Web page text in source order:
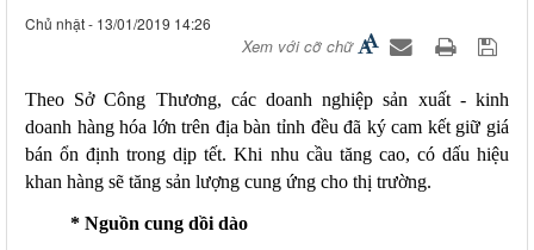
Chủ nhật - 13/01/2019 14:26
Xem với cỡ chữ
Theo Sở Công Thương, các doanh nghiệp sản xuất - kinh
doanh hàng hóa lớn trên địa bàn tỉnh đều đã ký cam kết giữ giá
bán ổn định trong dịp tết. Khi nhu cầu tăng cao, có dấu hiệu
khan hàng sẽ tăng sản lượng cung ứng cho thị trường.
* Nguồn cung dồi dào